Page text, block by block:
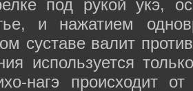
под рукой укэ,
и нажатием
суставе валит
используется
нагэ происходит